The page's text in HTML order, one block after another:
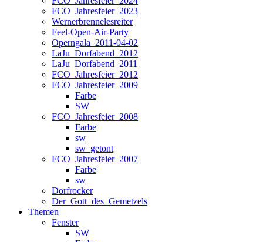
FCO_Jahresfeier_2023
Wernerbrennelesreiter
Feel-Open-Air-Party
Operngala_2011-04-02
LaJu_Dorfabend_2012
LaJu_Dorfabend_2011
FCO_Jahresfeier_2012
FCO_Jahresfeier_2009
Farbe
SW
FCO_Jahresfeier_2008
Farbe
sw
sw_getont
FCO_Jahresfeier_2007
Farbe
sw
Dorfrocker
Der_Gott_des_Gemetzels
Themen
Fenster
SW